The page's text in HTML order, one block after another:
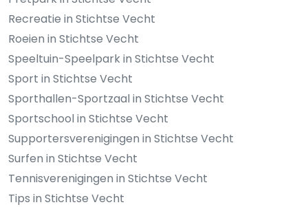
Recreatie in Stichtse Vecht
Roeien in Stichtse Vecht
Speeltuin-Speelpark in Stichtse Vecht
Sport in Stichtse Vecht
Sporthallen-Sportzaal in Stichtse Vecht
Sportschool in Stichtse Vecht
Supportersverenigingen in Stichtse Vecht
Surfen in Stichtse Vecht
Tennisverenigingen in Stichtse Vecht
Tips in Stichtse Vecht